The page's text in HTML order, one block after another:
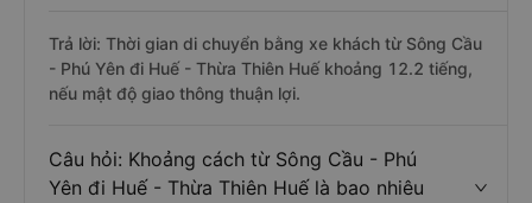
Trả lời: Thời gian di chuyển bằng xe khách từ Sông Cầu
- Phú Yên đi Huế - Thừa Thiên Huế khoảng 12.2 tiếng,
nếu mật độ giao thông thuận lợi.
Câu hỏi: Khoảng cách từ Sông Cầu - Phú
Yên đi Huế - Thừa Thiên Huế là bao nhiêu